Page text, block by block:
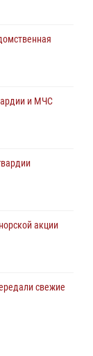
и МЧС
акции
свежие
для